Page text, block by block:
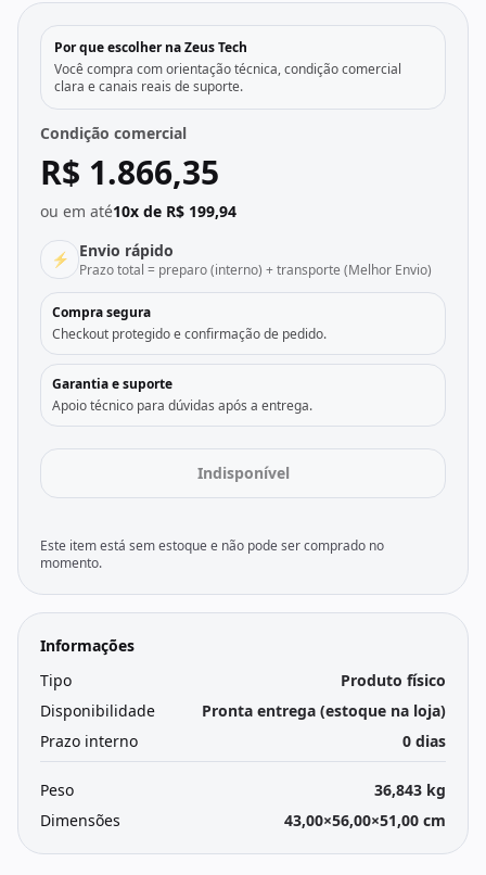
Por que escolher na Zeus Tech
Você compra com orientação técnica, condição comercial
clara e canais reais de suporte.
Condição comercial
R$ 1.866,35
ou em até10x de R$ 199,94
⚡ Envio rápido
Prazo total = preparo (interno) + transporte (Melhor Envio)
Compra segura
Checkout protegido e confirmação de pedido.
Garantia e suporte
Apoio técnico para dúvidas após a entrega.
Indisponível
Este item está sem estoque e não pode ser comprado no
momento.
Informações
Tipo
Produto físico
Disponibilidade
Pronta entrega (estoque na loja)
Prazo interno
0 dias
Peso
36,843 kg
Dimensões
43,00×56,00×51,00 cm